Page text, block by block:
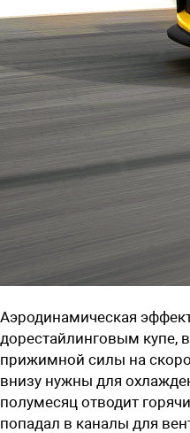
Аэродинамическая
дорестайлинговым купе,
прижимной силы на
внизу нужны для
полумесяц отводит
попадал в каналы для